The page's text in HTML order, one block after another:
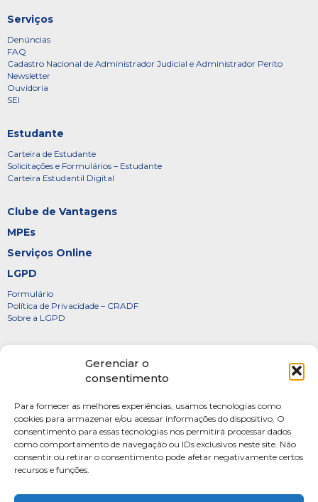
Gerenciar o
consentimento
Para fornecer as melhores experiências, usamos tecnologias como
cookies para armazenar e/ou acessar informações do dispositivo. O
consentimento para essas tecnologias nos permitirá processar dados
como comportamento de navegação ou IDs exclusivos neste site. Não
consentir ou retirar o consentimento pode afetar negativamente certos
recursos e funções.
Serviços
Denúncias
FAQ
Cadastro Nacional de Administrador Judicial e Administrador Perito
Newsletter
Ouvidoria
SEI
Estudante
Carteira de Estudante
Solicitações e Formulários – Estudante
Carteira Estudantil Digital
Clube de Vantagens
MPEs
Serviços Online
LGPD
Formulário
Política de Privacidade – CRADF
Sobre a LGPD
Diretoria
FOTOS
Webmail
Artigos
Escritores do Sistema